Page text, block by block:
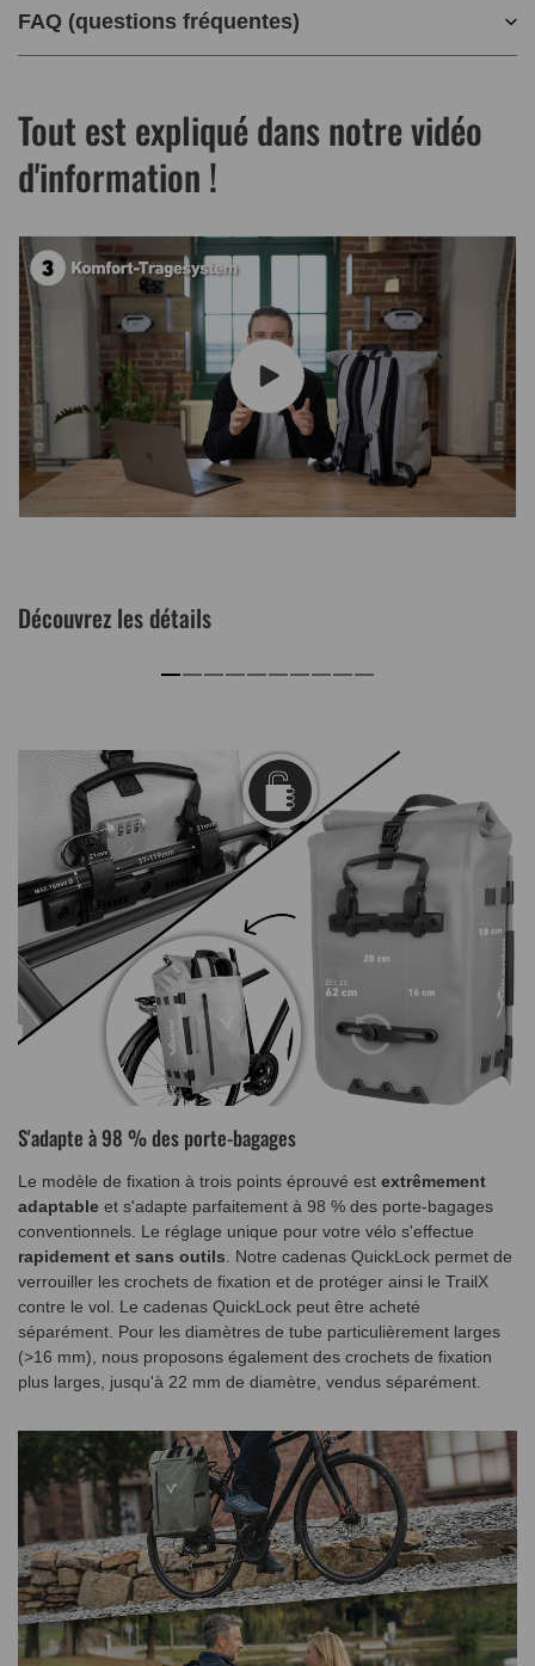
FAQ (questions fréquentes)
Tout est expliqué dans notre vidéo
d'information !
Découvrez les détails
S'adapte à 98 % des porte-bagages
Le modèle de fixation à trois points éprouvé est extrêmement
adaptable et s'adapte parfaitement à 98 % des porte-bagages
conventionnels. Le réglage unique pour votre vélo s'effectue
rapidement et sans outils . Notre cadenas QuickLock permet de
verrouiller les crochets de fixation et de protéger ainsi le TrailX
contre le vol. Le cadenas QuickLock peut être acheté
séparément. Pour les diamètres de tube particulièrement larges
(>16 mm), nous proposons également des crochets de fixation
plus larges, jusqu'à 22 mm de diamètre, vendus séparément.